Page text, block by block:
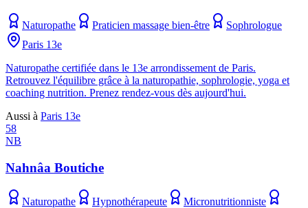
Naturopathe Praticien massage bien-être
Sophrologue
Paris 13e
Naturopathe certifiée dans le 13e arrondissement de Paris.
Retrouvez l'équilibre grâce à la naturopathie, sophrologie, yoga et
coaching nutrition. Prenez rendez-vous dès aujourd'hui.
Aussi à Paris 13e
58
NB
Nahnâa Boutiche
Naturopathe Hypnothérapeute
Micronutritionniste